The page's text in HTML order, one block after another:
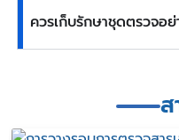
ควรเก็บรักษาชุดตรวจอย่
ส